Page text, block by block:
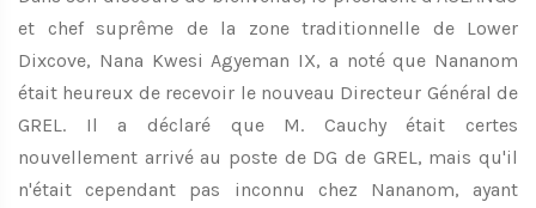
et chef suprême de la zone traditionnelle de Lower
Dixcove, Nana Kwesi Agyeman IX, a noté que Nananom
était heureux de recevoir le nouveau Directeur Général de
GREL. Il a déclaré que M. Cauchy était certes
nouvellement arrivé au poste de DG de GREL, mais qu'il
n'était cependant pas inconnu chez Nananom, ayant